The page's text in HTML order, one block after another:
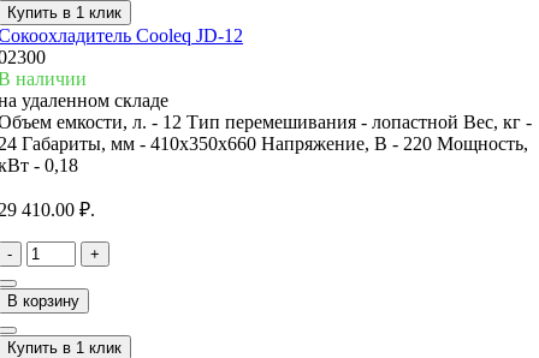
Купить в 1 клик
Cooleq JD-12
наличии
удаленном складе
емкости, л. - 12 Тип перемешивания - лопастной Вес, кг -
Габариты, мм - 410x350x660 Напряжение, В - 220 Мощность,
- 0,18
410.00 ₽.
- +
В корзину
Купить в 1 клик